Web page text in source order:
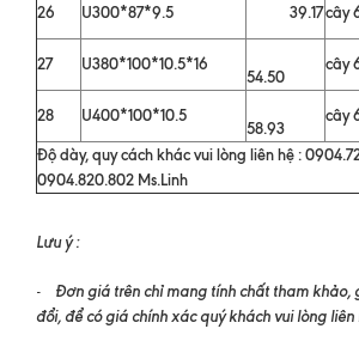
26
U300*87*9.5 39.17cây
27
U380*100*10.5*16
54.50
cây
28
U400*100*10.5
58.93
cây
Độ dày, quy cách khác vui lòng liên hệ :
0904.820.802 Ms.Linh
Lưu ý :
- Đơn giá trên chỉ mang tính chất tham khảo,
đổi, để có giá chính xác quý khách vui lòng liên